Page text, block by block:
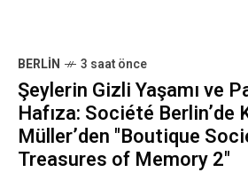
BERLIN 3 saat önce
Şeylerin Gizli Yaşamı ve
Hafıza: Société Berlin’de
Müller’den "Boutique
Treasures of Memory 2"